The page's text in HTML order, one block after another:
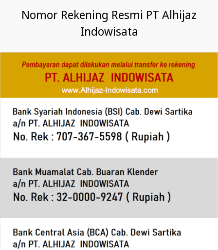
Nomor Rekening Resmi PT Alhijaz
Indowisata